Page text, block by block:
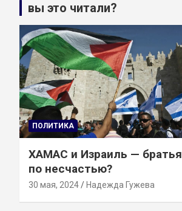
вы это читали?
ПОЛИТИКА
ХАМАС и Израиль — братья
по несчастью?
30 мая, 2024 Надежда Гужева